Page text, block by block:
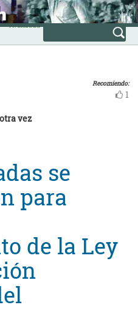
Avanzada
Recomiendo:
1
vez
se
para
de la Ley